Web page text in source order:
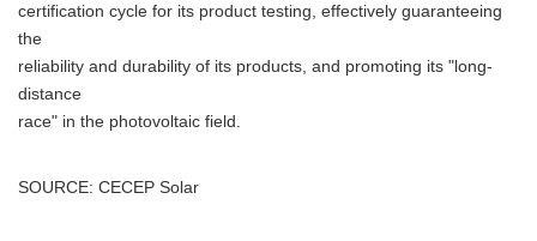
certification cycle for its product testing, effectively guaranteeing
the
reliability and durability of its products, and promoting its "long-
distance
race" in the photovoltaic field.
SOURCE: CECEP Solar